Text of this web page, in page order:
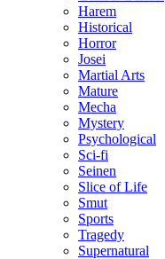
Harem
Historical
Horror
Josei
Martial Arts
Mature
Mecha
Mystery
Psychological
Sci-fi
Seinen
Slice of Life
Smut
Sports
Tragedy
Supernatural